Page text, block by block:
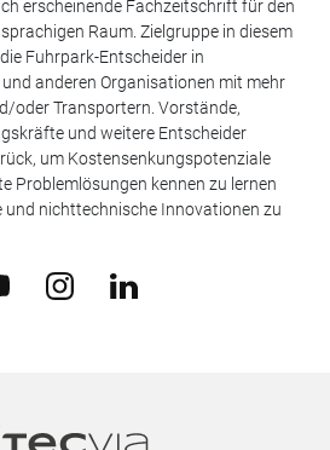
erscheinende Fachzeitschrift für den
Raum. Zielgruppe in diesem
Fuhrpark-Entscheider in
anderen Organisationen mit mehr
oder Transportern. Vorstände,
und weitere Entscheider
um Kostensenkungspotenziale
Problemlösungen kennen zu lernen
und nichttechnische Innovationen zu